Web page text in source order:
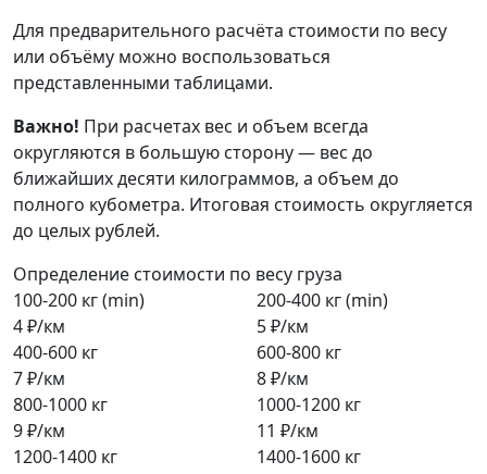
Для предварительного расчёта стоимости по весу
или объёму можно воспользоваться
представленными таблицами.
Важно! При расчетах вес и объем всегда
округляются в большую сторону — вес до
ближайших десяти килограммов, а объем до
полного кубометра. Итоговая стоимость округляется
до целых рублей.
Определение стоимости по весу груза
100-200 кг (min)
4 ₽/км
200-400 кг (min)
5 ₽/км
400-600 кг
7 ₽/км
600-800 кг
8 ₽/км
800-1000 кг
9 ₽/км
1000-1200 кг
11 ₽/км
1200-1400 кг
1400-1600 кг